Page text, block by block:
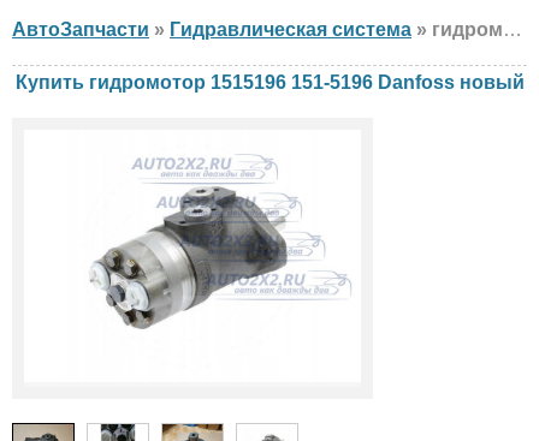
АвтоЗапчасти » Гидравлическая система » гидромотор Danfoss 1515196 151-5196 Hamm, Kubota, Bobcat, новый
Купить гидромотор 1515196 151-5196 Danfoss новый